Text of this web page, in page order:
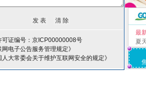
可证编号：京ICP00000008号
电子公告服务管理规定》
大常委会关于维护互联网安全的规定》
最
夏